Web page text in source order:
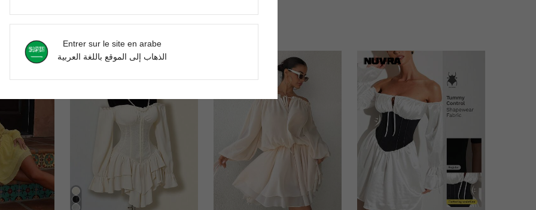
Entrer sur le site en arabe
الذهاب إلى الموقع باللغة العربية